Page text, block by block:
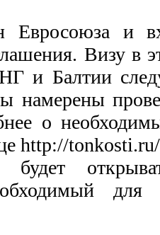
Евросоюза и
Визу в
и Балтии
намерены
о
http://
будет
для